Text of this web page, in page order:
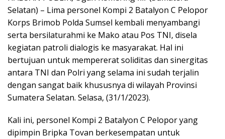
Selatan) – Lima personel Kompi 2 Batalyon C Pelopor
Korps Brimob Polda Sumsel kembali menyambangi
serta bersilaturahmi ke Mako atau Pos TNI, disela
kegiatan patroli dialogis ke masyarakat. Hal ini
bertujuan untuk mempererat soliditas dan sinergitas
antara TNI dan Polri yang selama ini sudah terjalin
dengan sangat baik khususnya di wilayah Provinsi
Sumatera Selatan. Selasa, (31/1/2023).
Kali ini, personel Kompi 2 Batalyon C Pelopor yang
dipimpin Bripka Tovan berkesempatan untuk